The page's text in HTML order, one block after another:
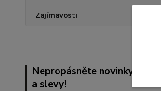
Zajímavosti
Nepropásněte novinky, akce
a slevy!